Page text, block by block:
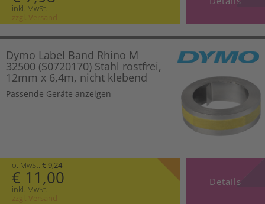
inkl. MwSt.
zzgl. Versand
Dymo Label Band Rhino M
32500 (S0720170) Stahl rostfrei,
12mm x 6,4m, nicht klebend
Passende Geräte anzeigen
o. MwSt. € 9,24
€ 11,00
inkl. MwSt.
zzgl. Versand
Details